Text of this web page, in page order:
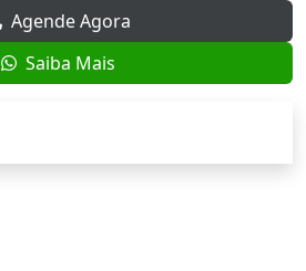
Agende Agora
Saiba Mais